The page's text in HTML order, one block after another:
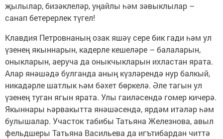
җылылар, бизәклеләр, уңайлы һәм зәвыклылар –
санап бетерерлек түгел!
Клавдия Петровнаның озак яшәү сере бик гади һәм ул
үзенең якыннарын, кадерле кешеләре – балаларын,
оныкларын, аеруча да оныкчык­ларын ихластан ярата.
Алар янәшәдә булганда аның күзләрендә нур балкый,
никадәрле шатлык һәм бәхет бөркелә. Әле тагын ул
үзенең туган ягын ярата. Улы гаиләсендә гомер кичерә.
Якыннары һәрвакытта янәшәсендә, ярдәм итәләр һәм
булышалар. Участок табибы Татьяна Железнова, авыл
фельдшеры Татьяна Василь­ева да игътибардан читтә